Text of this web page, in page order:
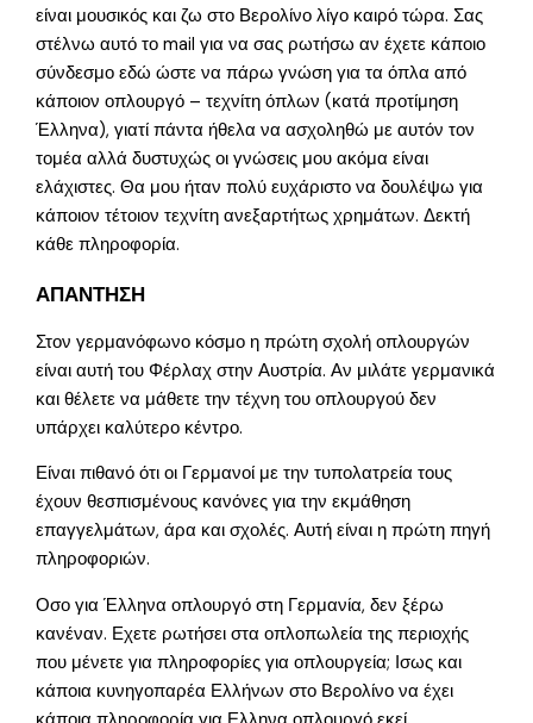
είναι μουσικός και ζω στο Βερολίνο λίγο καιρό τώρα. Σας
στέλνω αυτό το mail για να σας ρωτήσω αν έχετε κάποιο
σύνδεσμο εδώ ώστε να πάρω γνώση για τα όπλα από
κάποιον οπλουργό – τεχνίτη όπλων (κατά προτίμηση
Έλληνα), γιατί πάντα ήθελα να ασχοληθώ με αυτόν τον
τομέα αλλά δυστυχώς οι γνώσεις μου ακόμα είναι
ελάχιστες. Θα μου ήταν πολύ ευχάριστο να δουλέψω για
κάποιον τέτοιον τεχνίτη ανεξαρτήτως χρημάτων. Δεκτή
κάθε πληροφορία.
ΑΠΑΝΤΗΣΗ
Στον γερμανόφωνο κόσμο η πρώτη σχολή οπλουργών
είναι αυτή του Φέρλαχ στην Αυστρία. Αν μιλάτε γερμανικά
και θέλετε να μάθετε την τέχνη του οπλουργού δεν
υπάρχει καλύτερο κέντρο.
Είναι πιθανό ότι οι Γερμανοί με την τυπολατρεία τους
έχουν θεσπισμένους κανόνες για την εκμάθηση
επαγγελμάτων, άρα και σχολές. Αυτή είναι η πρώτη πηγή
πληροφοριών.
Οσο για Έλληνα οπλουργό στη Γερμανία, δεν ξέρω
κανέναν. Εχετε ρωτήσει στα οπλοπωλεία της περιοχής
που μένετε για πληροφορίες για οπλουργεία; Ισως και
κάποια κυνηγοπαρέα Ελλήνων στο Βερολίνο να έχει